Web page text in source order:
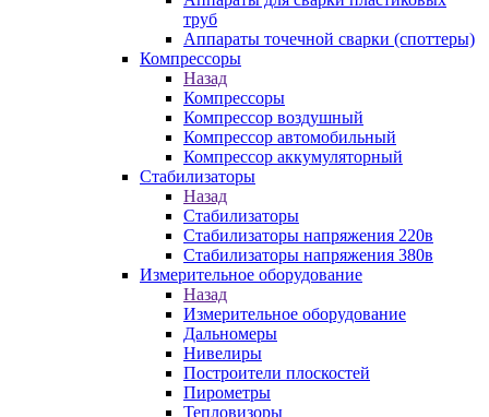
труб
Аппараты точечной сварки (споттеры)
Компрессоры
Назад
Компрессоры
Компрессор воздушный
Компрессор автомобильный
Компрессор аккумуляторный
Стабилизаторы
Назад
Стабилизаторы
Стабилизаторы напряжения 220в
Стабилизаторы напряжения 380в
Измерительное оборудование
Назад
Измерительное оборудование
Дальномеры
Нивелиры
Построители плоскостей
Пирометры
Тепловизоры